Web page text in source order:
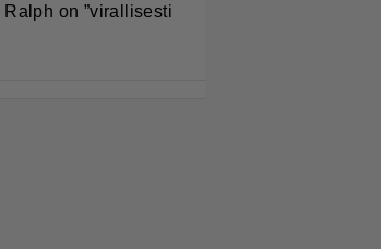
on ”virallisesti